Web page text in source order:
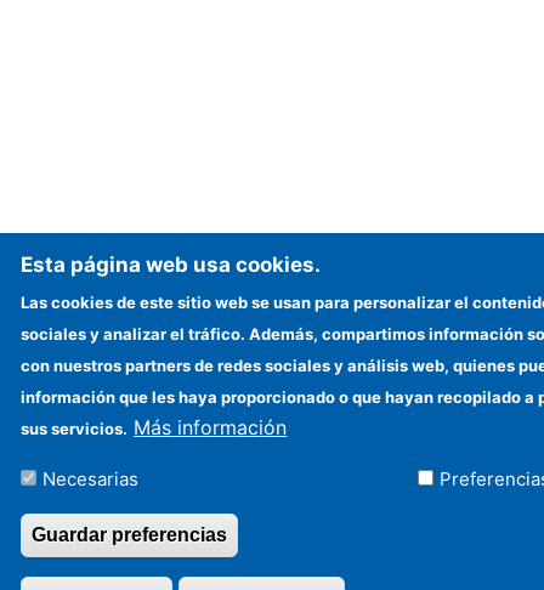
Esta página web usa cookies.
Las cookies de este sitio web se usan para personalizar el
sociales y analizar el tráfico. Además, compartimos información
con nuestros partners de redes sociales y análisis web, quienes
información que les haya proporcionado o que hayan recopilado a
sus servicios. Más información
Necesarias
Guardar preferencias